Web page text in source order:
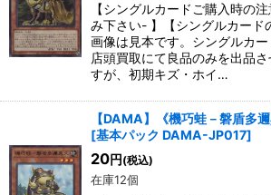
【シングルカードご購入時の
み下さい- 】【シングルカード
画像は見本です。シングルカ
店頭買取にて良品のみを出品
すが、初期キズ・ホイ…
【DAMA】《機巧蛙－磐盾多
[基本パック DAMA-JP017]
20円 (税込)
在庫12個